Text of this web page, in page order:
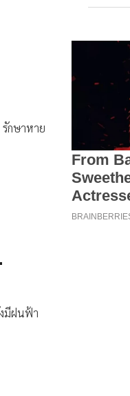
กษาหาย
มีฝนฟ้า